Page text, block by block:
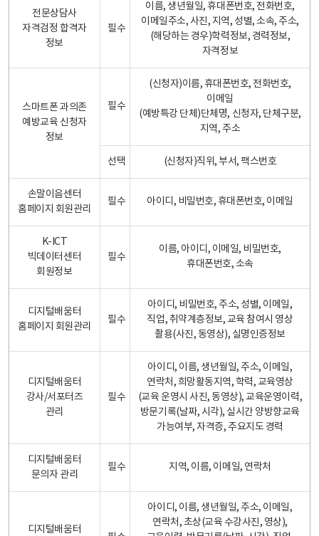
전문상담사
자격검정 합격자
정보
필수
이름, 생년월일, 휴대폰번호, 전화번호,
이메일주소, 사진, 지역, 성별, 소속, 주소,
(해당하는 경우)학력정보, 경력정보,
자격정보
스마트폰 과의존
예방교육 신청자
정보
필수
(신청자)이름, 휴대폰번호, 전화번호,
이메일
(예방특강 단체)단체명, 신청자, 단체구분,
지역, 주소
선택 (신청자)직위, 부서, 팩스번호
손말이음센터
홈페이지 회원관리
필수 아이디, 비밀번호, 휴대폰번호, 이메일
K-ICT
빅데이터센터
회원정보
필수
이름, 아이디, 이메일, 비밀번호,
휴대폰번호, 소속
디지털배움터
홈페이지 회원관리
필수
아이디, 비밀번호, 주소, 성별, 이메일,
직업, 취약계층정보, 교육 참여시 영상
촬용(사진, 동영상), 실명인증정보
디지털배움터
강사/서포터즈
관리
필수
아이디, 이름, 생년월일, 주소, 이메일,
연락처, 희망활동지역, 학력, 교육영상
(교육 운영시 사진, 동영상), 교육운영이력,
방문기록(날짜, 시각), 실시간 양방향교육
가능여부, 자격증, 주요지도 경력
디지털배움터
문의자 관리
필수 지역, 이름, 이메일, 연락처
디지털배움터
아이디, 이름, 생년월일, 주소, 이메일,
연락처, 초상(교육 수강사진, 영상),